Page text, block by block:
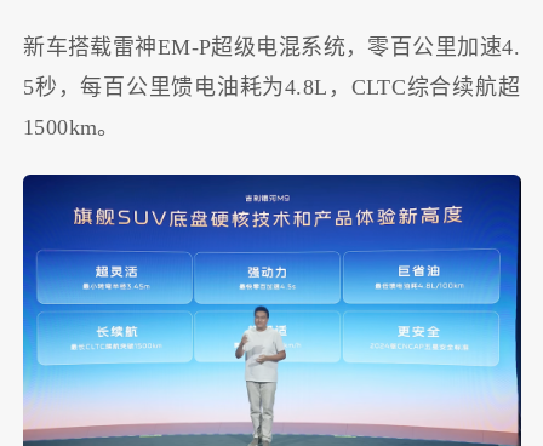
新车搭载雷神EM-P超级电混系统，零百公里加速4.
5秒，每百公里馈电油耗为4.8L，CLTC综合续航超
1500km。